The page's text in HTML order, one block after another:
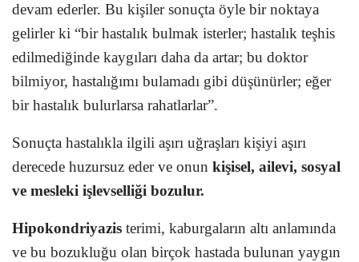
devam ederler. Bu kişiler sonuçta öyle bir noktaya
gelirler ki “bir hastalık bulmak isterler; hastalık teşhis
edilmediğinde kaygıları daha da artar; bu doktor
bilmiyor, hastalığımı bulamadı gibi düşünürler; eğer
bir hastalık bulurlarsa rahatlarlar”.
Sonuçta hastalıkla ilgili aşırı uğraşları kişiyi aşırı
derecede huzursuz eder ve onun kişisel, ailevi, sosyal
ve mesleki işlevselliği bozulur.
Hipokondriyazis terimi, kaburgaların altı anlamında
ve bu bozukluğu olan birçok hastada bulunan yaygın